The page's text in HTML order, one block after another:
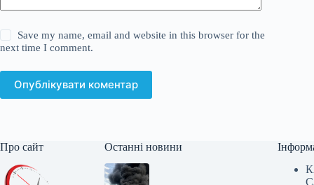
Save my name, email and website in this browser for the
next time I comment.
Опублікувати коментар
Про сайт Останні новини